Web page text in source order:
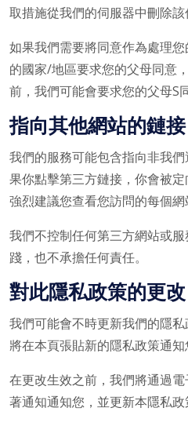
取措施從我們的伺服器中刪除該
如果我們需要將同意作為處理
的國家/地區要求您的父母同意
前，我們可能會要求您的父母S同
指向其他網站的鏈接
我們的服務可能包含指向非我
果你點擊第三方鏈接，你會被
強烈建議您查看您訪問的每個網
我們不控制任何第三方網站或
踐，也不承擔任何責任。
對此隱私政策的更改
我們可能會不時更新我們的隱
將在本頁張貼新的隱私政策通知
在更改生效之前，我們將通過
著通知通知您，並更新本隱私政